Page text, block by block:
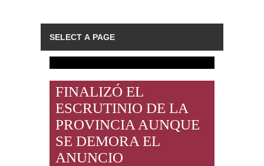
FINALIZÓ EL
ESCRUTINIO DE LA
PROVINCIA AUNQUE
SE DEMORA EL
ANUNCIO